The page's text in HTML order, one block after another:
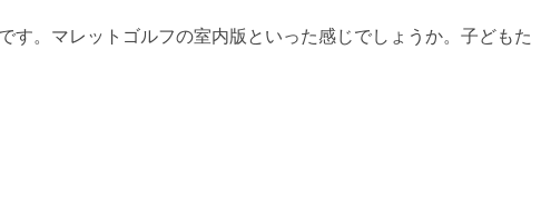
。マレットゴルフの室内版といった感じでしょうか。子どもた